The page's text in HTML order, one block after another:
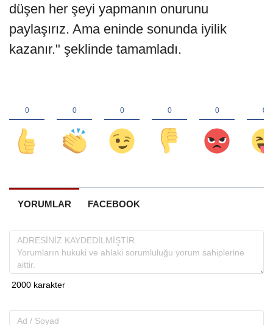
düşen her şeyi yapmanın onurunu
paylaşırız. Ama eninde sonunda iyilik
kazanır." şeklinde tamamladı.
YORUMLAR FACEBOOK